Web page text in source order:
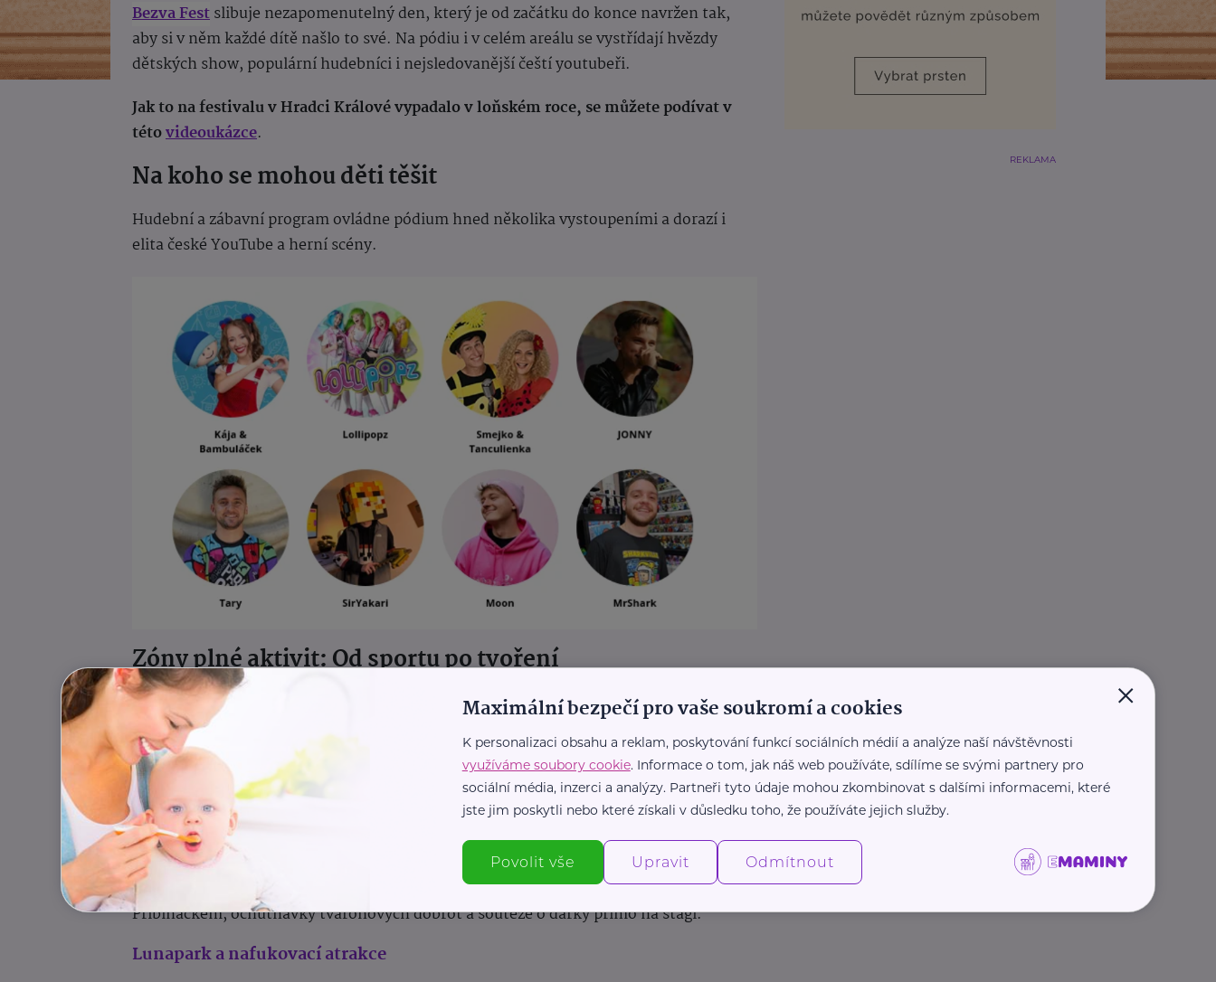
Bezva Festslibuje nezapomenutelný den, který je od začátku do konce navržen tak,
aby si v něm každé dítě našlo to své. Na pódiu i v celém areálu se vystřídají hvězdy
dětských show, populární hudebníci i nejsledovanější čeští youtubeři.
Jak to na festivalu v Hradci Králové vypadalo v loňském roce, se můžete podívat v
tétovideoukázce.
Na koho se mohou děti těšit
Hudební a zábavní program ovládne pódium hned několika vystoupeními a dorazí i
elita české YouTube a herní scény.
Zóny plné aktivit: Od sportu po tvoření
Festivalnení jen o pódiovém programu, ale o aktivním zapojení všech návštěvníků
Sportovní zóna Sportisimo
Malí i velcí sportovci si mohou pod vedením profesionálů vyzkoušet různé disciplíny,
soutěže a testy šikovnosti či rychlosti.
Pribináčkův Meeting point
Zóna určená pro tvoření a odpočinek. Na děti zde čekají tvořivé dílny s kocourem
Pribináčkem, ochutnávky tvarohových dobrot a soutěže o dárky přímo na stagi.
Lunapark a nafukovací atrakce
REKLAMA
×
Maximální bezpečí pro vaše soukromí a cookies
K personalizaci obsahu a reklam, poskytování funkcí sociálních médií a analýze naší návštěvnosti
využíváme soubory cookie. Informace o tom, jak náš web používáte, sdílíme se svými partnery pro
sociální média, inzerci a analýzy. Partneři tyto údaje mohou zkombinovat s dalšími informacemi, které
jste jim poskytli nebo které získali v důsledku toho, že používáte jejich služby.
Povolit vše Upravit Odmítnout